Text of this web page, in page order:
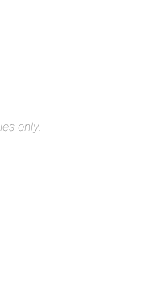
only.